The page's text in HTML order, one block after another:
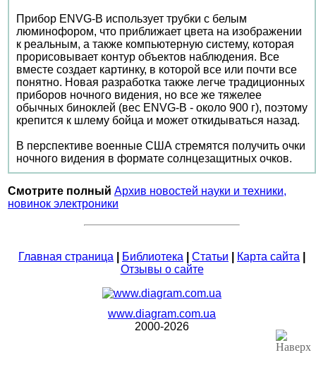
Прибор ENVG-B использует трубки с белым
люминофором, что приближает цвета на изображении
к реальным, а также компьютерную систему, которая
прорисовывает контур объектов наблюдения. Все
вместе создает картинку, в которой все или почти все
понятно. Новая разработка также легче традиционных
приборов ночного видения, но все же тяжелее
обычных биноклей (вес ENVG-B - около 900 г), поэтому
крепится к шлему бойца и может откидываться назад.
В перспективе военные США стремятся получить очки
ночного видения в формате солнцезащитных очков.
Смотрите полный Архив новостей науки и техники,
новинок электроники
Главная страница Библиотека Статьи Карта сайта
Отзывы о сайте
www.diagram.com.ua
2000-2026